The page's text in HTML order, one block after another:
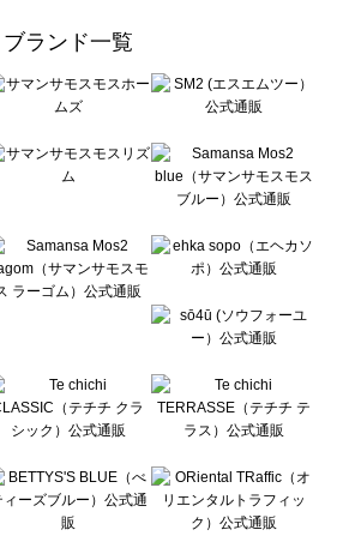
シック）の一覧
の一覧
ー）の一覧
覧
ブランド一覧